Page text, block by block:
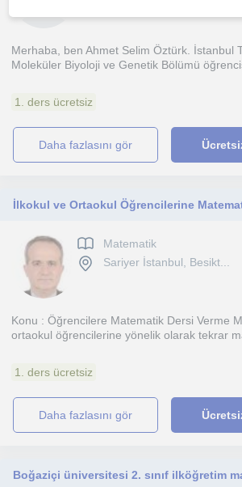
Merhaba, ben Ahmet Selim Öztürk. İstanbul
Moleküler Biyoloji ve Genetik Bölümü
1. ders ücretsiz
daha fazlasını gör
Matematik
Sariyer İstanbul, Besikt...
Konu : Öğrencilere Matematik Dersi Verme
ortaokul öğrencilerine yönelik olarak tekrar
1. ders ücretsiz
daha fazlasını gör